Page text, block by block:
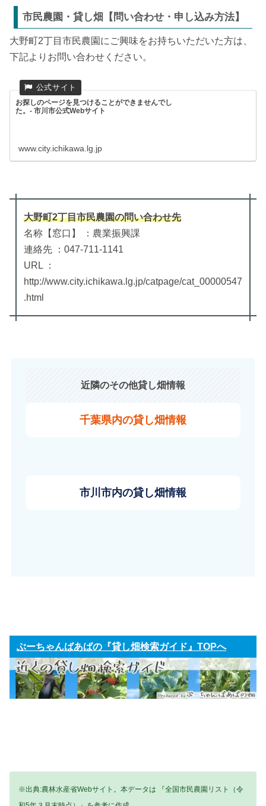
市民農園・貸し畑【問い合わせ・申し込み方法】
大野町2丁目市民農園にご興味をお持ちいただいた方は、
下記よりお問い合わせください。
お探しのページを見つけることができませんでし
た。- 市川市公式Webサイト
www.city.ichikawa.lg.jp
大野町2丁目市民農園の問い合わせ先
名称【窓口】 ：農業振興課
連絡先 ：047-711-1141
URL ：
http://www.city.ichikawa.lg.jp/catpage/cat_00000547
.html
近隣のその他貸し畑情報
千葉県内の貸し畑情報
市川市内の貸し畑情報
ぶーちゃんばあばの『貸し畑検索ガイド』TOPへ
※出典:農林水産省Webサイト。本データは 『全国市民農園リスト（令